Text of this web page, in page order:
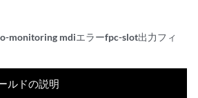
monitoring mdiエラーfpc-slot出力フィ
ルドの説明